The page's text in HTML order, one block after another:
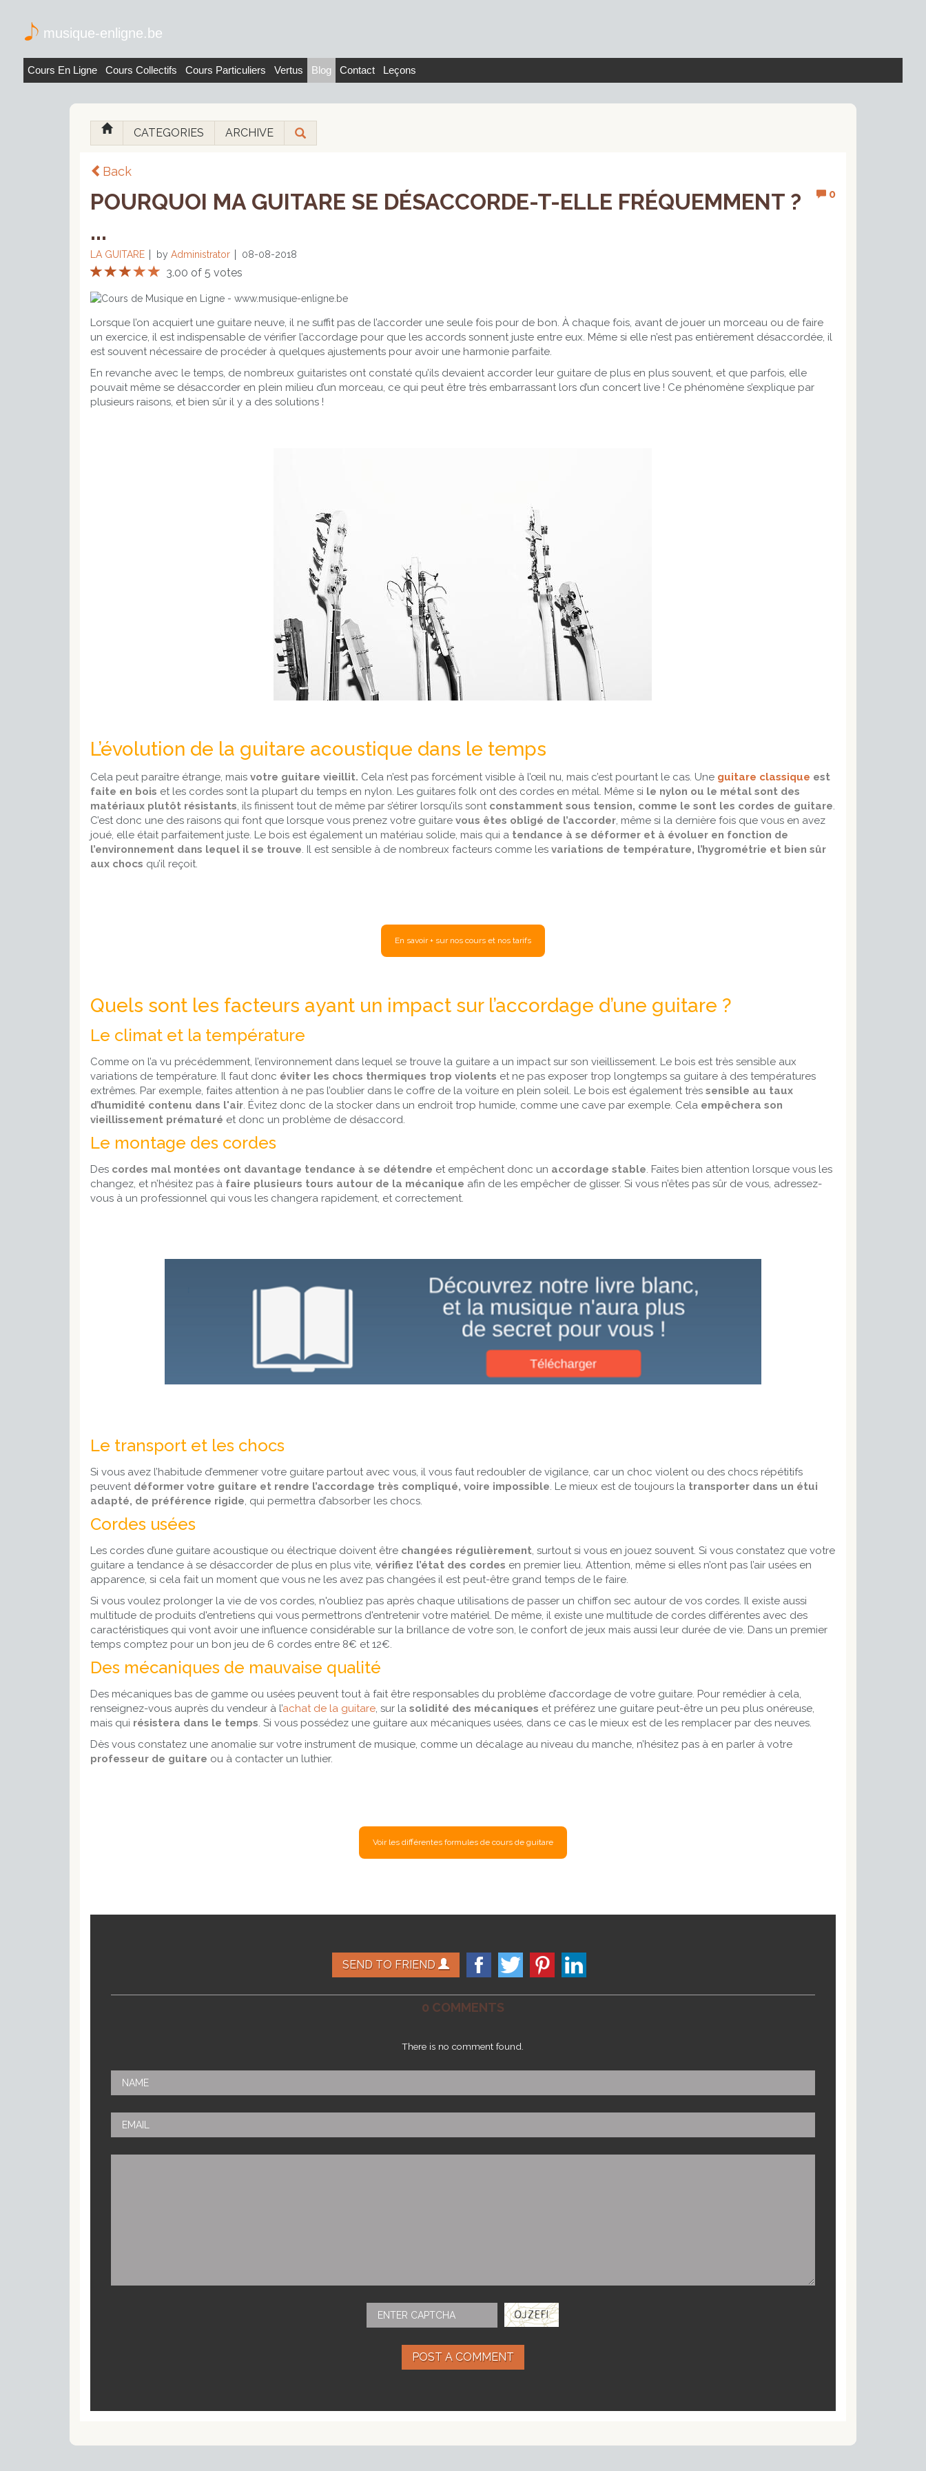
musique-enligne.be
Cours En Ligne Cours Collectifs Cours Particuliers Vertus Blog Contact Leçons
CATEGORIES ARCHIVE
Back
0
POURQUOI MA GUITARE SE DÉSACCORDE-T-ELLE FRÉQUEMMENT ?
...
LA GUITARE by Administrator 08-08-2018
3.00 of 5 votes
Lorsque l’on acquiert une guitare neuve, il ne suffit pas de l’accorder une seule fois pour de bon. À chaque fois, avant de jouer un morceau ou de faire
un exercice, il est indispensable de vérifier l’accordage pour que les accords sonnent juste entre eux. Même si elle n’est pas entièrement désaccordée, il
est souvent nécessaire de procéder à quelques ajustements pour avoir une harmonie parfaite.
En revanche avec le temps, de nombreux guitaristes ont constaté qu’ils devaient accorder leur guitare de plus en plus souvent, et que parfois, elle
pouvait même se désaccorder en plein milieu d’un morceau, ce qui peut être très embarrassant lors d’un concert live ! Ce phénomène s’explique par
plusieurs raisons, et bien sûr il y a des solutions !
L’évolution de la guitare acoustique dans le temps
Cela peut paraître étrange, mais votre guitare vieillit. Cela n’est pas forcément visible à l’œil nu, mais c’est pourtant le cas. Une guitare classique est
faite en bois et les cordes sont la plupart du temps en nylon. Les guitares folk ont des cordes en métal. Même si le nylon ou le métal sont des
matériaux plutôt résistants, ils finissent tout de même par s’étirer lorsqu’ils sont constamment sous tension, comme le sont les cordes de guitare.
C’est donc une des raisons qui font que lorsque vous prenez votre guitare vous êtes obligé de l’accorder, même si la dernière fois que vous en avez
joué, elle était parfaitement juste. Le bois est également un matériau solide, mais qui a tendance à se déformer et à évoluer en fonction de
l’environnement dans lequel il se trouve. Il est sensible à de nombreux facteurs comme les variations de température, l’hygrométrie et bien sûr
aux chocs qu’il reçoit.
Quels sont les facteurs ayant un impact sur l’accordage d’une guitare ?
Le climat et la température
Comme on l’a vu précédemment, l’environnement dans lequel se trouve la guitare a un impact sur son vieillissement. Le bois est très sensible aux
variations de température. Il faut donc éviter les chocs thermiques trop violents et ne pas exposer trop longtemps sa guitare à des températures
extrêmes. Par exemple, faites attention à ne pas l’oublier dans le coffre de la voiture en plein soleil. Le bois est également très sensible au taux
d’humidité contenu dans l'air. Évitez donc de la stocker dans un endroit trop humide, comme une cave par exemple. Cela empêchera son
vieillissement prématuré et donc un problème de désaccord.
Le montage des cordes
Des cordes mal montées ont davantage tendance à se détendre et empêchent donc un accordage stable. Faites bien attention lorsque vous les
changez, et n’hésitez pas à faire plusieurs tours autour de la mécanique afin de les empêcher de glisser. Si vous n’êtes pas sûr de vous, adressez-
vous à un professionnel qui vous les changera rapidement, et correctement.
Le transport et les chocs
Si vous avez l’habitude d’emmener votre guitare partout avec vous, il vous faut redoubler de vigilance, car un choc violent ou des chocs répétitifs
peuvent déformer votre guitare et rendre l’accordage très compliqué, voire impossible. Le mieux est de toujours la transporter dans un étui
adapté, de préférence rigide, qui permettra d’absorber les chocs.
Cordes usées
Les cordes d’une guitare acoustique ou électrique doivent être changées régulièrement, surtout si vous en jouez souvent. Si vous constatez que votre
guitare a tendance à se désaccorder de plus en plus vite, vérifiez l’état des cordes en premier lieu. Attention, même si elles n’ont pas l’air usées en
apparence, si cela fait un moment que vous ne les avez pas changées il est peut-être grand temps de le faire.
Si vous voulez prolonger la vie de vos cordes, n'oubliez pas après chaque utilisations de passer un chiffon sec autour de vos cordes. Il existe aussi
multitude de produits d'entretiens qui vous permettrons d'entretenir votre matériel. De même, il existe une multitude de cordes différentes avec des
caractéristiques qui vont avoir une influence considérable sur la brillance de votre son, le confort de jeux mais aussi leur durée de vie. Dans un premier
temps comptez pour un bon jeu de 6 cordes entre 8€ et 12€.
Des mécaniques de mauvaise qualité
Des mécaniques bas de gamme ou usées peuvent tout à fait être responsables du problème d’accordage de votre guitare. Pour remédier à cela,
renseignez-vous auprès du vendeur à l’achat de la guitare, sur la solidité des mécaniques et préférez une guitare peut-être un peu plus onéreuse,
mais qui résistera dans le temps. Si vous possédez une guitare aux mécaniques usées, dans ce cas le mieux est de les remplacer par des neuves.
Dès vous constatez une anomalie sur votre instrument de musique, comme un décalage au niveau du manche, n’hésitez pas à en parler à votre
professeur de guitare ou à contacter un luthier.
SEND TO FRIEND
0 COMMENTS
There is no comment found.
POST A COMMENT